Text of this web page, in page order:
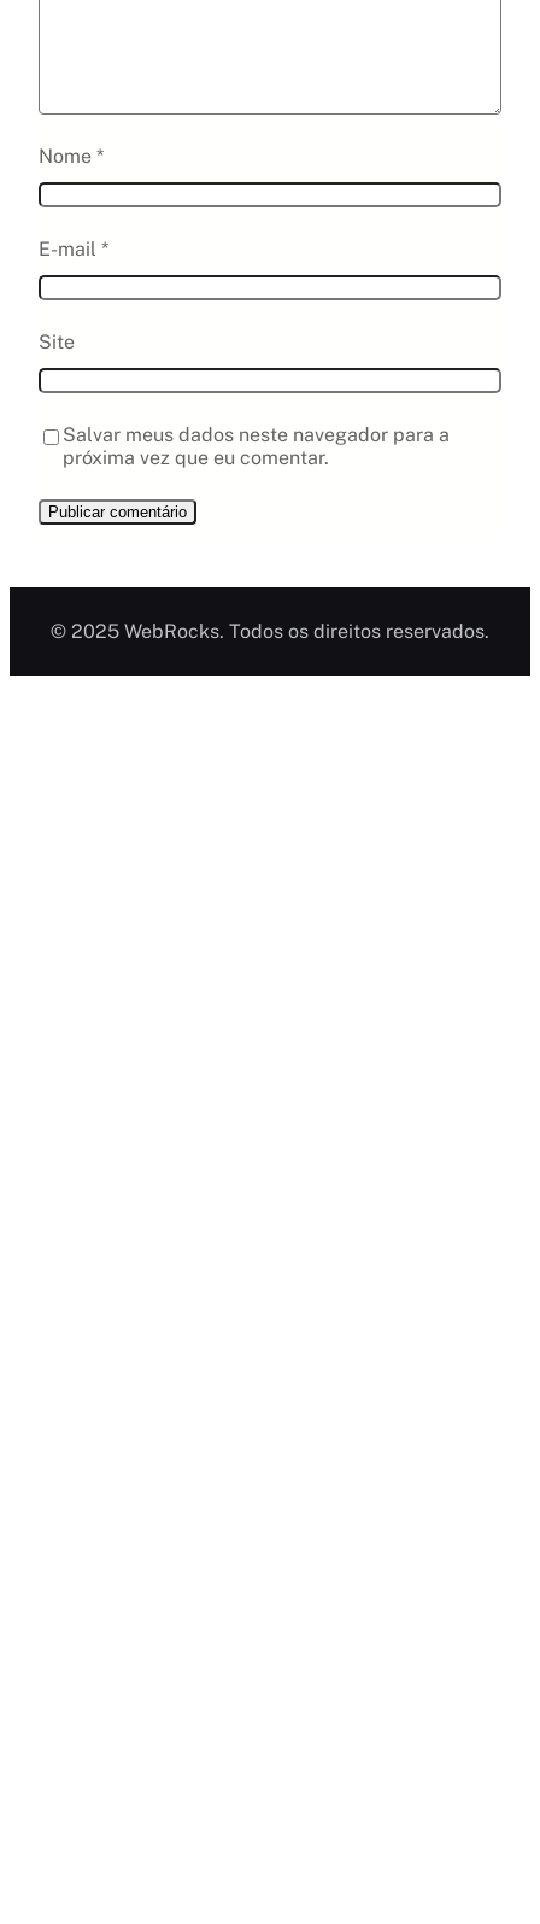
Nome *
E-mail *
Site
Salvar meus dados neste navegador para a
próxima vez que eu comentar.
© 2025 WebRocks. Todos os direitos reservados.